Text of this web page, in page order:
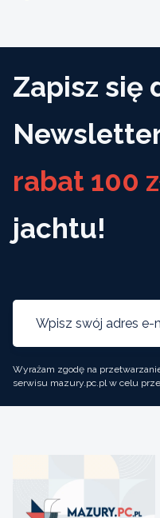
Zapisz się
rabat 100
jachtu!
Wyrażam zgodę na
serwisu mazury.pc.pl w celu